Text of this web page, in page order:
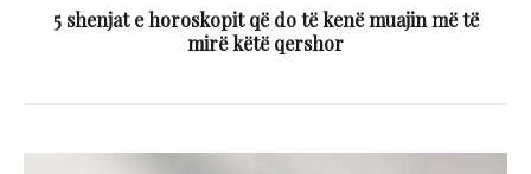
5 shenjat e horoskopit që do të kenë muajin më të
mirë këtë qershor